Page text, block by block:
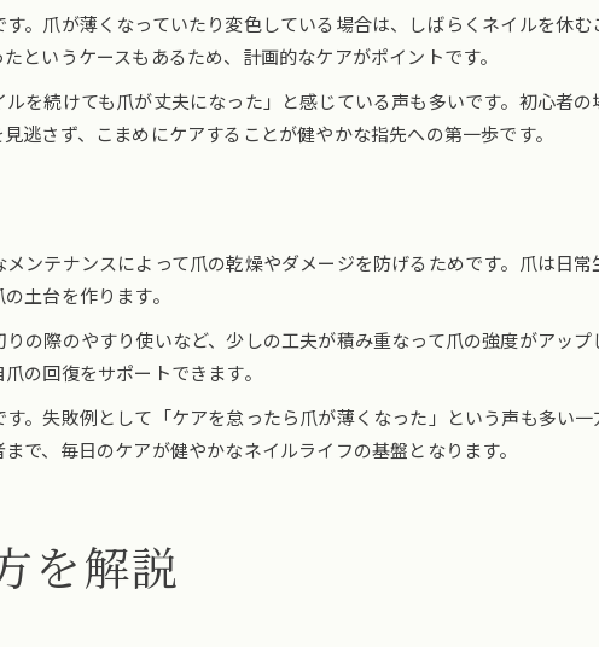
。爪が薄くなっていたり変色している場合は、しばらくネイルを休
というケースもあるため、計画的なケアがポイントです。
を続けても爪が丈夫になった」と感じている声も多いです。初心者
逃さず、こまめにケアすることが健やかな指先への第一歩です。
ンテナンスによって爪の乾燥やダメージを防げるためです。爪は日
土台を作ります。
の際のやすり使いなど、少しの工夫が積み重なって爪の強度がアッ
の回復をサポートできます。
。失敗例として「ケアを怠ったら爪が薄くなった」という声も多い
で、毎日のケアが健やかなネイルライフの基盤となります。
を解説
ご予約はこちら
ご予約はこちら